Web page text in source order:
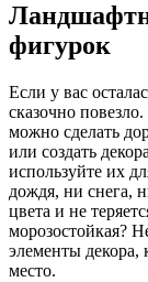
фигурок
Если у вас
сказочно
можно сделать
или создать
используйте их
дождя, ни снега,
цвета и не
морозостойкая?
элементы декора,
место.